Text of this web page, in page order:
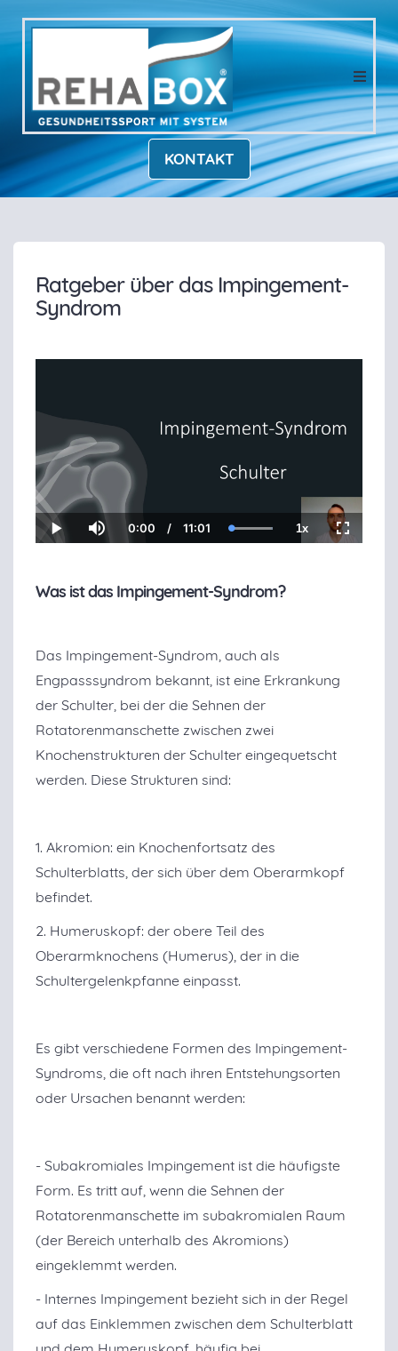
KONTAKT
Ratgeber über das Impingement-
Syndrom
Play Mute
Current
Time
0:00 / Duration
11:01 Loaded
:
100.00%
1xPlayback
Rate
Was ist das Impingement-Syndrom?
Das Impingement-Syndrom, auch als
Engpasssyndrom bekannt, ist eine Erkrankung
der Schulter, bei der die Sehnen der
Rotatorenmanschette zwischen zwei
Knochenstrukturen der Schulter eingequetscht
werden. Diese Strukturen sind:
1. Akromion: ein Knochenfortsatz des
Schulterblatts, der sich über dem Oberarmkopf
befindet.
2. Humeruskopf: der obere Teil des
Oberarmknochens (Humerus), der in die
Schultergelenkpfanne einpasst.
Es gibt verschiedene Formen des Impingement-
Syndroms, die oft nach ihren Entstehungsorten
oder Ursachen benannt werden:
- Subakromiales Impingement ist die häufigste
Form. Es tritt auf, wenn die Sehnen der
Rotatorenmanschette im subakromialen Raum
(der Bereich unterhalb des Akromions)
eingeklemmt werden.
- Internes Impingement bezieht sich in der Regel
auf das Einklemmen zwischen dem Schulterblatt